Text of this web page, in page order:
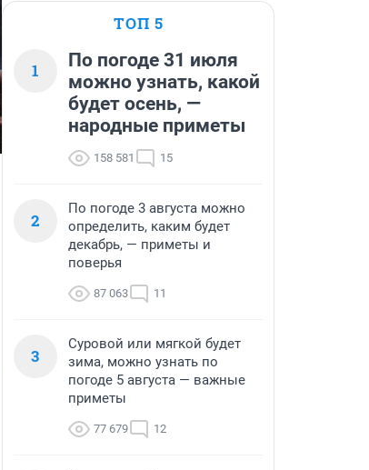
ТОП 5
1
По погоде 31 июля
можно узнать, какой
будет осень, —
народные приметы
158 581 15
2
По погоде 3 августа можно
определить, каким будет
декабрь, — приметы и
поверья
87 063 11
3
Суровой или мягкой будет
зима, можно узнать по
погоде 5 августа — важные
приметы
77 679 12